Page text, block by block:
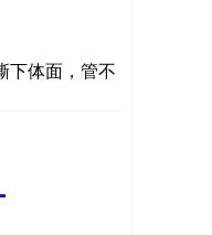
下体面，管不